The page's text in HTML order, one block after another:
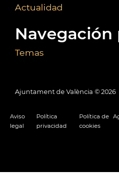
Actualidad
Navegación
Temas
Ajuntament de València © 2026
Aviso
legal
Política
privacidad
Política de
cookies